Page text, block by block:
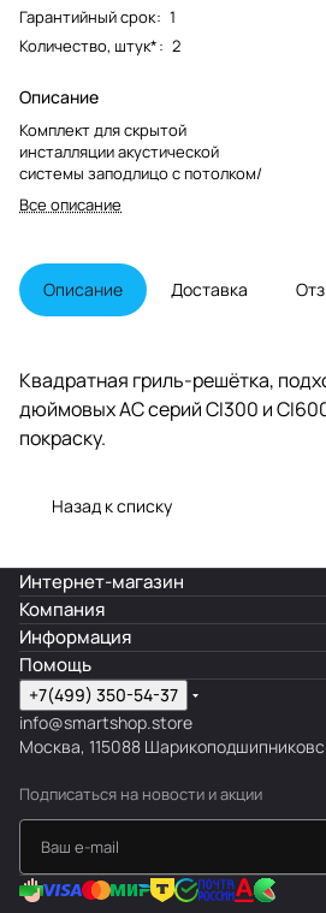
Гарантийный срок: 1
Количество, штук*: 2
Описание
Комплект для скрытой
инсталляции акустической
системы заподлицо с потолком/
Все описание
Описание Доставка
Квадратная гриль-решётка,
дюймовых АС серий CI300 и
покраску.
Назад к списку
Интернет-магазин
Компания
Информация
Помощь
+7(499) 350-54-37
info@smartshop.store
Москва, 115088
Подписаться на новости и акции